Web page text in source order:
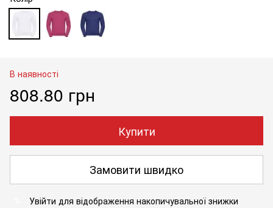
В наявності
808.80 грн
Купити
Замовити швидко
Увійти для відображення накопичувальної знижки